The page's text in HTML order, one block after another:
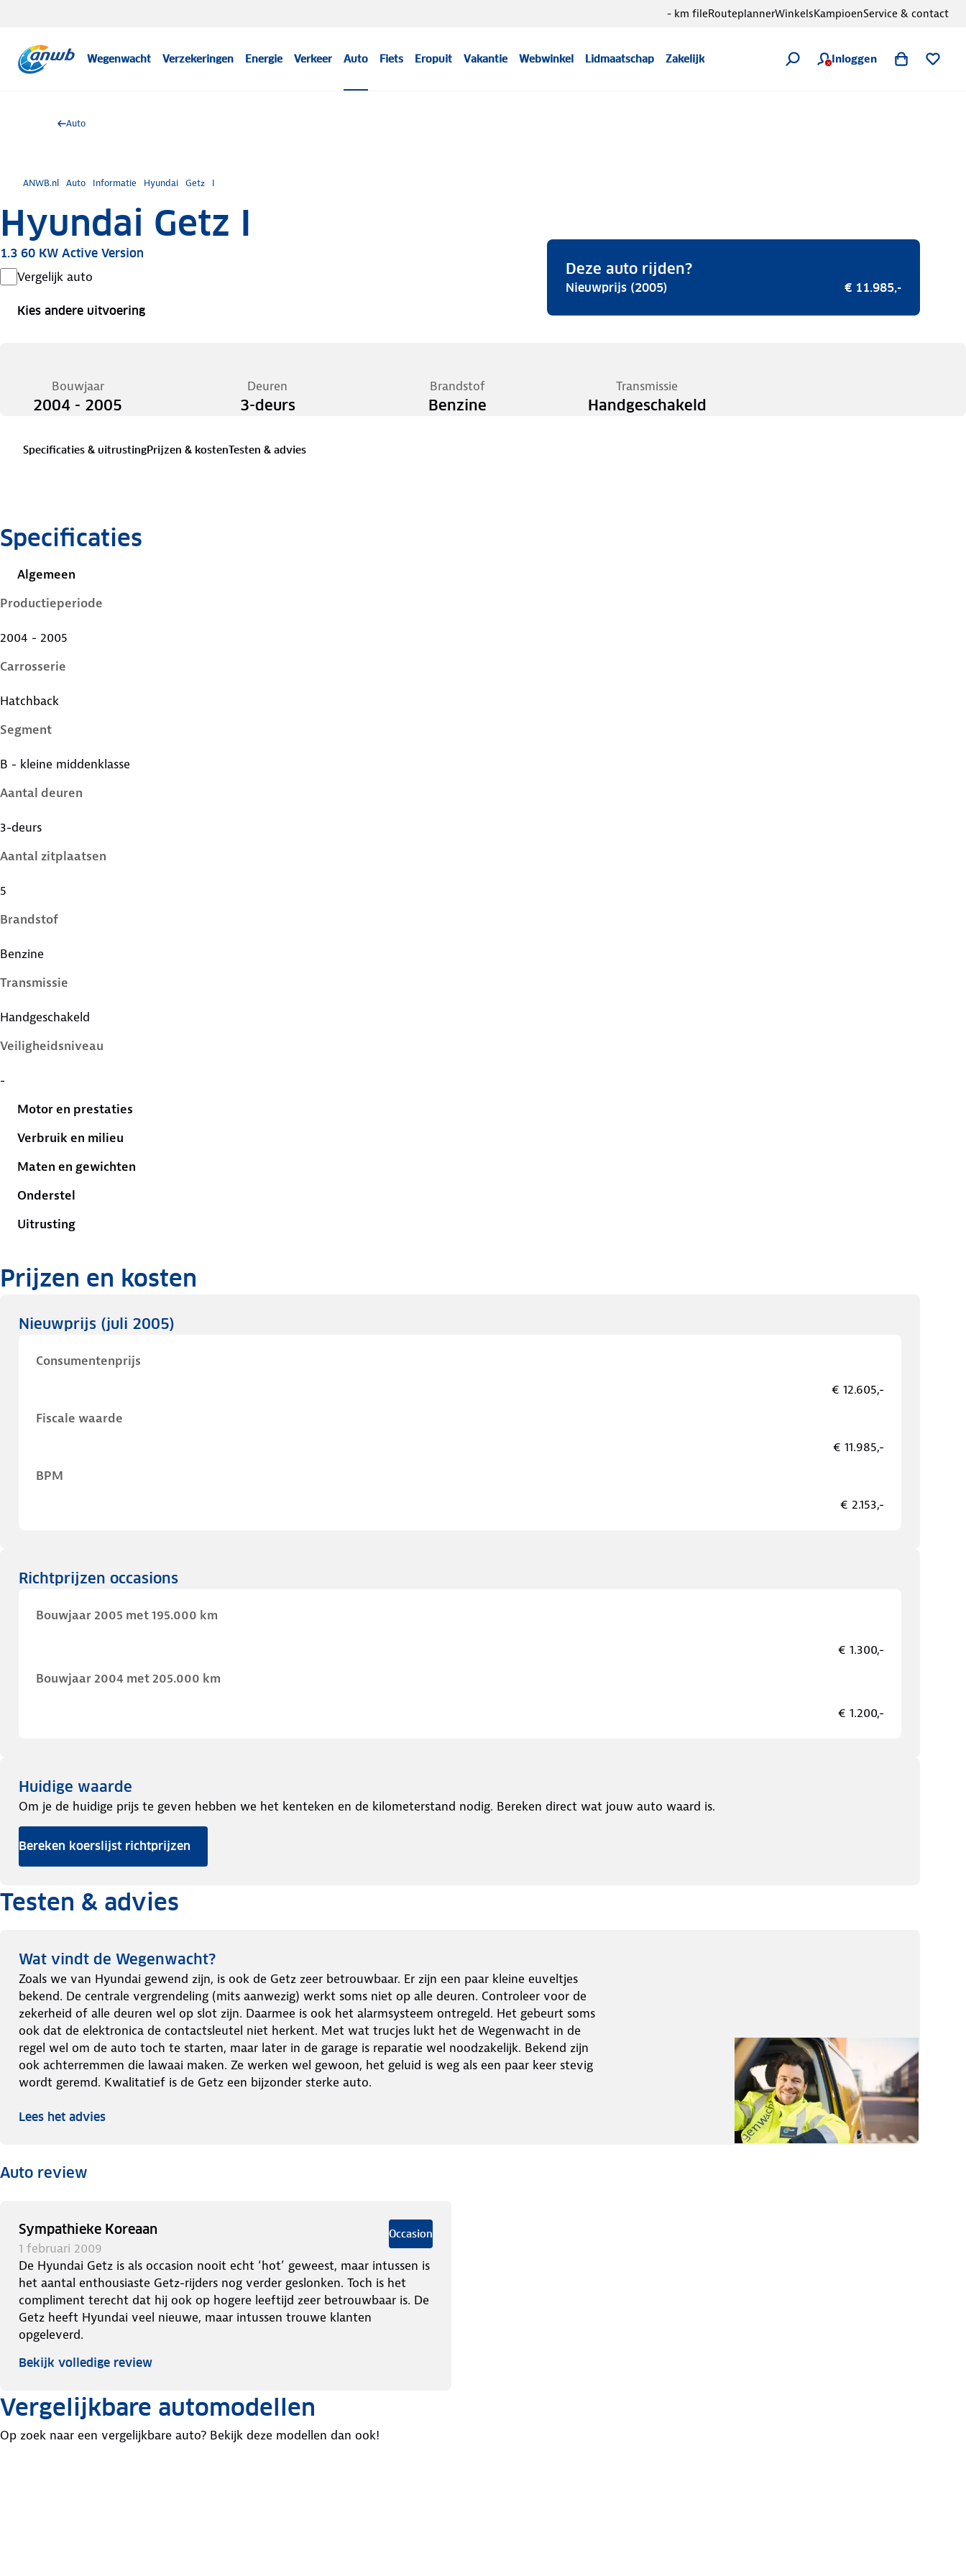
Wegenwacht Verzekeringen Energie Verkeer Auto Fiets Eropuit Vakantie Webwinkel Lidmaatschap Zakelijk Inloggen
- km fileRouteplannerWinkelsKampioenService & contact
Auto
ANWB.nl Auto Informatie Hyundai Getz I
Hyundai Getz I
1.3 60 KW Active Version
Vergelijk auto
Kies andere uitvoering
Deze auto rijden?
Nieuwprijs (2005) € 11.985,-
Bouwjaar
2004 - 2005
Deuren
3-deurs
Brandstof
Benzine
Transmissie
Handgeschakeld
Specificaties & uitrustingPrijzen & kostenTesten & advies
Specificaties
Algemeen
Productieperiode
2004 - 2005
Carrosserie
Hatchback
Segment
B - kleine middenklasse
Aantal deuren
3-deurs
Aantal zitplaatsen
5
Brandstof
Benzine
Transmissie
Handgeschakeld
Veiligheidsniveau
-
Motor en prestaties
Verbruik en milieu
Maten en gewichten
Onderstel
Uitrusting
Prijzen en kosten
Nieuwprijs (juli 2005)
Consumentenprijs
€ 12.605,-
Fiscale waarde
€ 11.985,-
BPM
€ 2.153,-
Richtprijzen occasions
Bouwjaar 2005 met 195.000 km
€ 1.300,-
Bouwjaar 2004 met 205.000 km
€ 1.200,-
Huidige waarde
Om je de huidige prijs te geven hebben we het kenteken en de kilometerstand nodig. Bereken direct wat jouw auto waard is.
Bereken koerslijst richtprijzen
Testen & advies
Wat vindt de Wegenwacht?
Zoals we van Hyundai gewend zijn, is ook de Getz zeer betrouwbaar. Er zijn een paar kleine euveltjes
bekend. De centrale vergrendeling (mits aanwezig) werkt soms niet op alle deuren. Controleer voor de
zekerheid of alle deuren wel op slot zijn. Daarmee is ook het alarmsysteem ontregeld. Het gebeurt soms
ook dat de elektronica de contactsleutel niet herkent. Met wat trucjes lukt het de Wegenwacht in de
regel wel om de auto toch te starten, maar later in de garage is reparatie wel noodzakelijk. Bekend zijn
ook achterremmen die lawaai maken. Ze werken wel gewoon, het geluid is weg als een paar keer stevig
wordt geremd. Kwalitatief is de Getz een bijzonder sterke auto.
Lees het advies
Auto review
Sympathieke Koreaan
1 februari 2009
Occasion
De Hyundai Getz is als occasion nooit echt ‘hot’ geweest, maar intussen is
het aantal enthousiaste Getz-rijders nog verder geslonken. Toch is het
compliment terecht dat hij ook op hogere leeftijd zeer betrouwbaar is. De
Getz heeft Hyundai veel nieuwe, maar intussen trouwe klanten
opgeleverd.
Bekijk volledige review
Vergelijkbare automodellen
Op zoek naar een vergelijkbare auto? Bekijk deze modellen dan ook!